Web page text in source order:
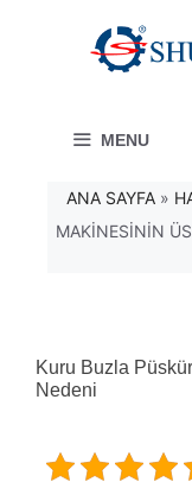
MENU
ANA SAYFA »
MAKINESININ
Kuru Buzla
Nedeni